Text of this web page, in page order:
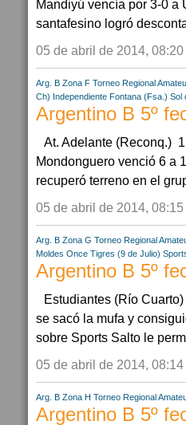
Mandiyú vencía por 3-0 a
santafesino logró
05 de abril de 2014, 08:20
Arg. B Zona F Torneo Regional
Ch) Independiente Fontana (Fsa.) Sol
Argentino B 5º
At. Adelante (Reconq.)
Mondonguero venció 6 a
recuperó terreno en el
05 de abril de 2014, 08:15
Arg. B Zona G Torneo Regional
Moldes Once Tigres (9 de Julio)
Argentino B 5º
Estudiantes (Río
se sacó la mufa y
sobre Sports Salto le
05 de abril de 2014, 08:14
Arg. B Zona H Torneo Regional
Argentino B 5º